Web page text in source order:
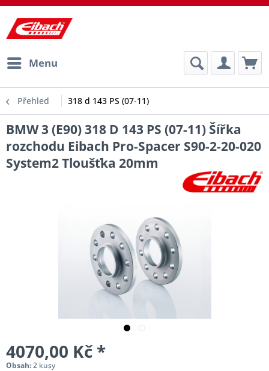
Menu
Přehled 318 d 143 PS (07-11)
BMW 3 (E90) 318 D 143 PS (07-11) Šířka
rozchodu Eibach Pro-Spacer S90-2-20-020
System2 Tloušťka 20mm
4070,00 Kč *
Obsah:2 kusy